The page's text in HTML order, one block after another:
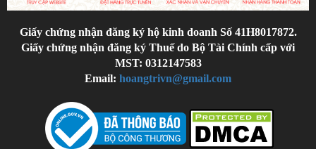
Giấy chứng nhận đăng ký hộ kinh doanh Số 41H8017872.
Giấy chứng nhận đăng ký Thuế do Bộ Tài Chính cấp với
MST: 0312147583
Email: hoangtrivn@gmail.com